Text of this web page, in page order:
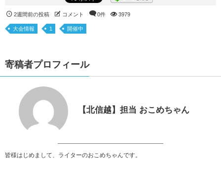
2週間前の投稿 コメント 0件 3979
大会情報 1 開催中
寄稿者プロフィール
【北信越】担当 おこめちゃん
皆様はじめまして、ライターのおこめちゃんです。